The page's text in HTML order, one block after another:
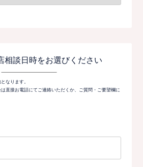
相談日時をお選びください
なります。
直接お電話にてご連絡いただくか、ご質問・ご要望欄に